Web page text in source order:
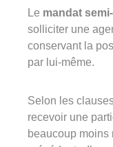
Le mandat
solliciter une
conservant la
par lui-même.
Selon les
recevoir une
beaucoup moins